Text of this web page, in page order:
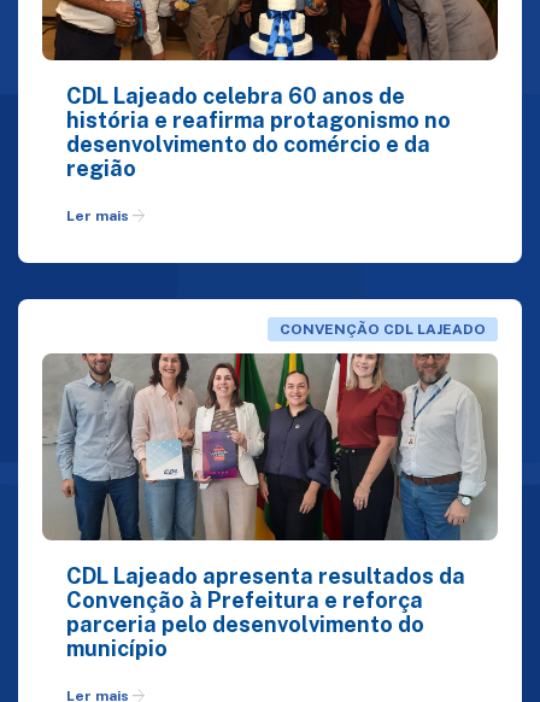
CDL Lajeado celebra 60 anos de
história e reafirma protagonismo no
desenvolvimento do comércio e da
região
Ler mais arrow_forward
CONVENÇÃO CDL LAJEADO
CDL Lajeado apresenta resultados da
Convenção à Prefeitura e reforça
parceria pelo desenvolvimento do
município
Ler mais arrow_forward